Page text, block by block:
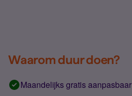
Waarom duur doen?
Maandelijks gratis aanpasbaar